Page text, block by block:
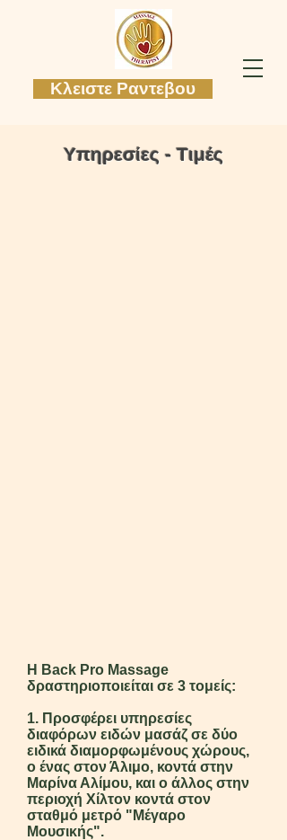
Κλειστε Ραντεβου
Υπηρεσίες - Τιμές
Η Back Pro Massage
δραστηριοποιείται σε 3 τομείς:
1. Προσφέρει υπηρεσίες
διαφόρων ειδών μασάζ σε δύο
ειδικά διαμορφωμένους χώρους,
ο ένας στον Άλιμο, κοντά στην
Μαρίνα Αλίμου, και ο άλλος στην
περιοχή Χίλτον κοντά στον
σταθμό μετρό "Μέγαρο
Μουσικής".